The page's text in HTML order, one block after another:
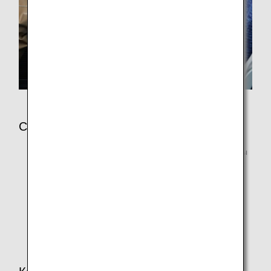
Сбор
Сбор будет рассчитываться на основе той же суммы